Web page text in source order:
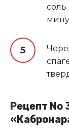
Рецепт No